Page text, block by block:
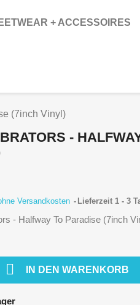
+ ACCESSOIRES
(7inch Vinyl)
-
Versandkosten Lieferzeit 1 - 3
- Halfway To Paradise (7inch
 IN DEN WARENKORB